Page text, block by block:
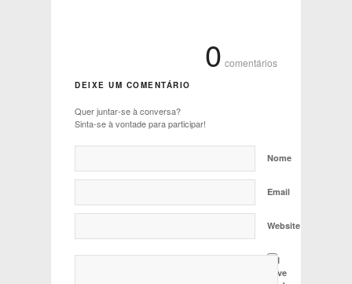
0 comentários
DEIXE UM COMENTÁRIO
Quer juntar-se à conversa?
Sinta-se à vontade para participar!
Nome
Email
Website
I
have